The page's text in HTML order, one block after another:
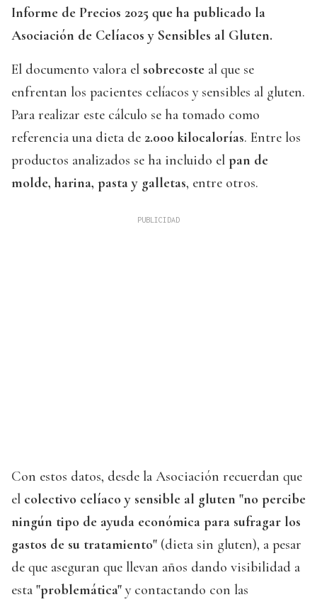
Informe de Precios 2025 que ha publicado la
Asociación de Celíacos y Sensibles al Gluten.
El documento valora el sobrecoste al que se
enfrentan los pacientes celíacos y sensibles al gluten.
Para realizar este cálculo se ha tomado como
referencia una dieta de 2.000 kilocalorías. Entre los
productos analizados se ha incluido el pan de
molde, harina, pasta y galletas, entre otros.
Con estos datos, desde la Asociación recuerdan que
el colectivo celíaco y sensible al gluten "no percibe
ningún tipo de ayuda económica para sufragar los
gastos de su tratamiento" (dieta sin gluten), a pesar
de que aseguran que llevan años dando visibilidad a
esta "problemática" y contactando con las